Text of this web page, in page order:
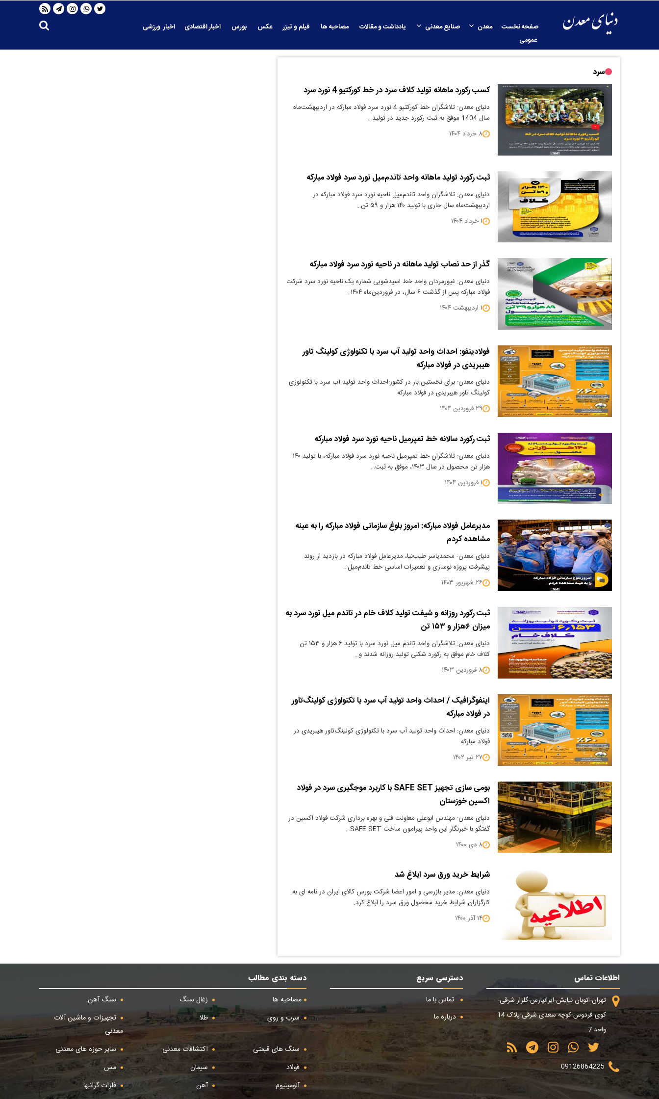
صفحه نخست معدن صنایع معدنی یادداشت و مقالات مصاحبه ها فیلم و تیزر عکس بورس اخبار اقتصادی
اخبار ورزشی
عمومی
سرد
کسب رکورد ماهانه تولید کلاف سرد در خط کورکتیو 4 نورد سرد
دنیای معدن: تلاشگران خط کورکتیو 4 نورد سرد فولاد مبارکه در اردیبهشت‌ماه
سال 1404 موفق به ثبت رکورد جدید در تولید…
۸ خرداد ۱۴۰۴
ثبت رکورد تولید ماهانه واحد تاندم‌میل نورد سرد فولاد مبارکه
دنیای معدن: تلاشگران واحد تاندم‌میل ناحیه نورد سرد فولاد مبارکه در
اردیبهشت‌ماه سال جاری با تولید ۱۴۰ هزار و ۵۹ تن…
۱ خرداد ۱۴۰۴
گذر از حد نصاب تولید ماهانه در ناحیه نورد سرد فولاد مبارکه
دنیای معدن: غیورمردان واحد خط اسیدشویی شماره یک ناحیه نورد سرد شرکت
فولاد مبارکه پس از گذشت ۶ سال، در فروردین‌ماه ۱۴۰۴…
۱ اردیبهشت ۱۴۰۴
فولادینفو: احداث واحد تولید آب سرد با تکنولوژی کولینگ تاور
هیبریدی در فولاد مبارکه
دنیای معدن: برای نخستین بار در کشور:احداث واحد تولید آب سرد با تکنولوژی
کولینگ تاور هیبریدی در فولاد مبارکه
۲۹ فروردین ۱۴۰۴
ثبت رکورد سالانه خط تمپرمیل ناحیه نورد سرد فولاد مبارکه
دنیای معدن: تلاشگرانِ خط تمپرمیل ناحیه نورد سرد فولاد مبارکه، با تولید ۱۴۰
هزار تن محصول در سال ۱۴۰۳، موفق به ثبت…
۱ فروردین ۱۴۰۴
مدیرعامل فولاد مبارکه: امروز بلوغ سازمانی فولاد مبارکه را به عینه
مشاهده کردم
دنیای معدن- محمدیاسر طیب‌نیا، مدیرعامل فولاد مبارکه در بازدید از روند
پیشرفت پروژه نوسازی و تعمیرات اساسی خط تاندم‌میل…
۲۶ شهریور ۱۴۰۳
ثبت رکورد روزانه و شیفت تولید کلاف خام در تاندم میل نورد سرد به
میزان ۶هزار و ۱۵۳ تن
دنیای معدن: تلاشگران واحد تاندم میل نورد سرد با تولید ۶ هزار و ۱۵۳ تن
کلاف خام موفق به رکورد شکنی تولید روزانه شدند و…
۸ فروردین ۱۴۰۳
اینفوگرافیک / احداث واحد تولید آب سرد با تکنولوژی کولینگ‌تاور
در فولاد مبارکه
دنیای معدن: احداث واحد تولید آب سرد با تکنولوژی کولینگ‌تاور هیبریدی در
فولاد مبارکه
۲۷ تیر ۱۴۰۲
بومی سازی تجهیز SAFE SET با کاربرد موجگیری سرد در فولاد
اکسین خوزستان
دنیای معدن: مهندس ابوعلی معاونت فنی و بهره برداری شرکت فولاد اکسین در
گفتگو با خبرنگار این واحد پیرامون ساخت SAFE SET…
۸ دی ۱۴۰۰
شرایط خرید ورق سرد ابلاغ شد
دنیای معدن: مدیر بازرسی و امور اعضا شرکت بورس کالای ایران در نامه ای به
کارگزاران شرایط خرید محصول ورق سرد را ابلاغ کرد.
۱۴ آذر ۱۴۰۰
اطلاعات تماس
تهران-اتوبان نیایش-ایرانپارس-گلزار شرقی-
کوی فردوس-کوچه سعدی شرقی-پلاک 14
واحد 7
09126864225
دسترسی سریع
تماس با ما
درباره ما
دسته بندی مطالب
مصاحبه ها
زغال سنگ
سنگ آهن
سرب و روی
طلا
تجهیزات و ماشین آلات
معدنی
سنگ های قیمتی
اکتشافات معدنی
سایر حوزه های معدنی
فولاد
سیمان
مس
آلومینیوم
آهن
فلزات گرانبها